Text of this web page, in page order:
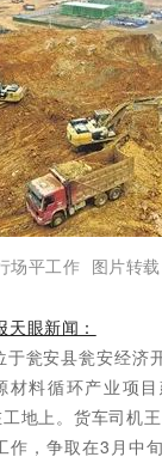
场平工作 图片转载
眼新闻：
瓮安县瓮安经济
材料循环产业项
地上。货车司机
作，争取在3月中